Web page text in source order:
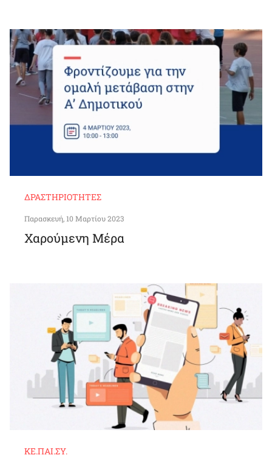
ΔΡΑΣΤΗΡΙΌΤΗΤΕΣ
Παρασκευή, 10 Μαρτίου 2023
Χαρούμενη Μέρα
ΚΕ.ΠΑΙ.ΣΥ.